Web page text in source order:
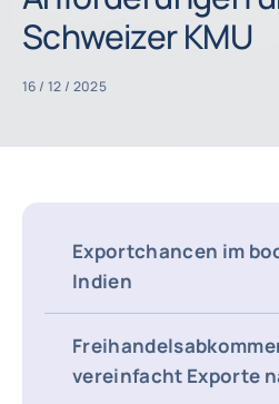
Schweizer KMU
16 / 12 / 2025
Exportchancen im
Indien
vereinfacht Exporte